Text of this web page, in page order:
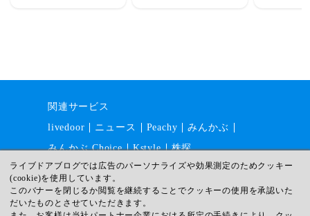
関連サービス
livedoor
ニュース Peachy
みんかぶ
みんかぶ Choice
Kstyle 株探
運営会社 採用情報
利用規約
ガイドライン
サイトマップ
ライブドアブログでは広告のパーソナライズや効果測定のためクッキー
(cookie)を使用しています。
このバナーを閉じるか閲覧を継続することでクッキーの使用を承認いた
だいたものとさせていただきます。